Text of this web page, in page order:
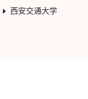
西安交通大学